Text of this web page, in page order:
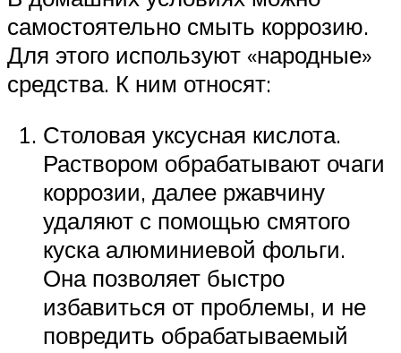
самостоятельно смыть коррозию.
Для этого используют «народные»
средства. К ним относят:
Столовая уксусная кислота.
Раствором обрабатывают очаги
коррозии, далее ржавчину
удаляют с помощью смятого
куска алюминиевой фольги.
Она позволяет быстро
избавиться от проблемы, и не
повредить обрабатываемый